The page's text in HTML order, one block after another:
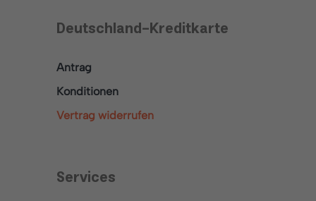
Deutschland-Kreditkarte
Antrag
Konditionen
Vertrag widerrufen
Services